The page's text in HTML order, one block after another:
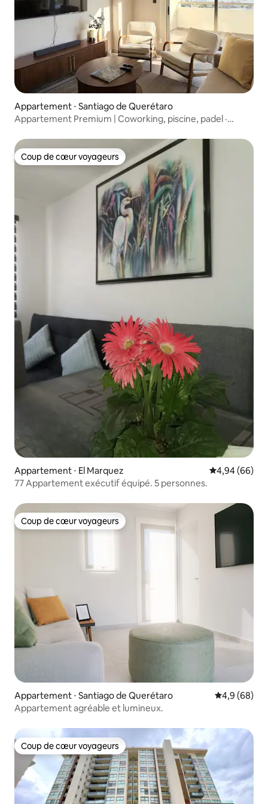
Appartement ⋅ Santiago de Querétaro
Appartement Premium | Coworking, piscine, padel ·
Coup de cœur voyageurs
Coup de cœur voyageurs
Appartement ⋅ El Marquez Évaluation
4,94 (66)
77 Appartement exécutif équipé. 5 personnes.
Coup de cœur voyageurs
Coup de cœur voyageurs
Appartement ⋅ Santiago de Querétaro Évaluation
4,9 (68)
Appartement agréable et lumineux.
Coup de cœur voyageurs
Coup de cœur voyageurs